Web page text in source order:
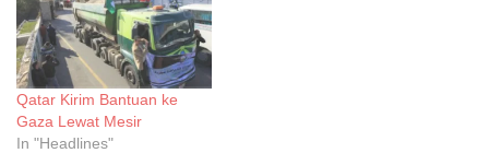
Qatar Kirim Bantuan ke
Gaza Lewat Mesir
In "Headlines"